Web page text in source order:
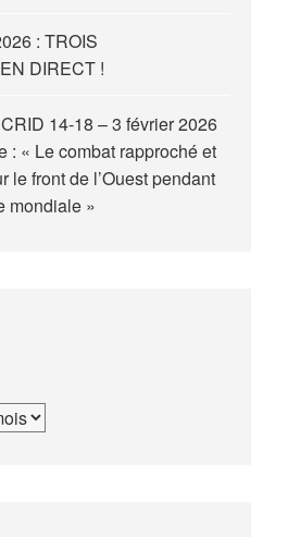
: TROIS
DIRECT !
14-18 – 3 février 2026
: « Le combat rapproché et
le front de l’Ouest pendant
mondiale »